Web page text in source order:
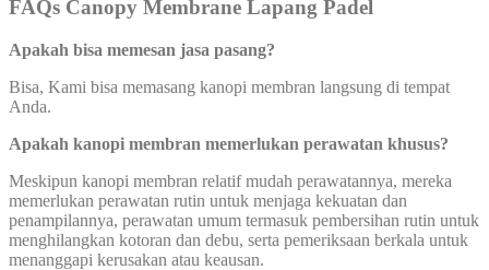
FAQs Canopy Membrane Lapang Padel
Apakah bisa memesan jasa pasang?
Bisa, Kami bisa memasang kanopi membran langsung di tempat
Anda.
Apakah kanopi membran memerlukan perawatan khusus?
Meskipun kanopi membran relatif mudah perawatannya, mereka
memerlukan perawatan rutin untuk menjaga kekuatan dan
penampilannya, perawatan umum termasuk pembersihan rutin untuk
menghilangkan kotoran dan debu, serta pemeriksaan berkala untuk
menanggapi kerusakan atau keausan.